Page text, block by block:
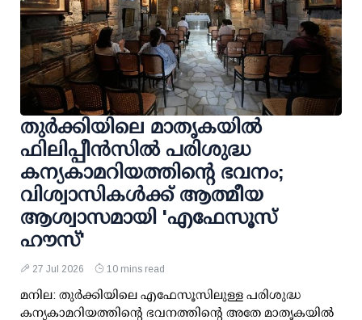
തുർക്കിയിലെ മാതൃകയിൽ
ഫിലിപ്പീൻസിൽ പരിശുദ്ധ
കന്യകാമറിയത്തിന്റെ ഭവനം;
വിശ്വാസികൾക്ക് ആത്മീയ
ആശ്വാസമായി 'എഫേസൂസ്
ഹൗസ്'
27 Jul 2026 10 mins read
മനില: തുർക്കിയിലെ എഫേസൂസിലുള്ള പരിശുദ്ധ
കന്യകാമറിയത്തിന്റെ ഭവനത്തിന്റെ അതേ മാതൃകയിൽ